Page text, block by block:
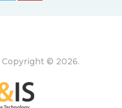
Copyright © 2026.